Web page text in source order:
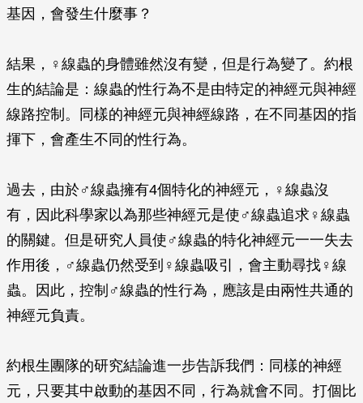
基因，會發生什麼事？
結果，♀線蟲的身體雖然沒有變，但是行為變了。約根
生的結論是：線蟲的性行為不是由特定的神經元與神經
線路控制。同樣的神經元與神經線路，在不同基因的指
揮下，會產生不同的性行為。
過去，由於♂線蟲擁有4個特化的神經元，♀線蟲沒
有，因此科學家以為那些神經元是使♂線蟲追求♀線蟲
的關鍵。但是研究人員使♂線蟲的特化神經元一一失去
作用後，♂線蟲仍然受到♀線蟲吸引，會主動尋找♀線
蟲。因此，控制♂線蟲的性行為，應該是由兩性共通的
神經元負責。
約根生團隊的研究結論進一步告訴我們：同樣的神經
元，只要其中啟動的基因不同，行為就會不同。打個比